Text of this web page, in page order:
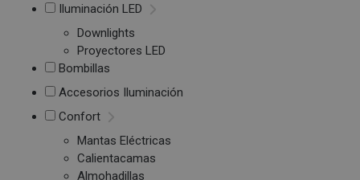
Iluminación LED
Downlights
Proyectores LED
Bombillas
Accesorios Iluminación
Confort
Mantas Eléctricas
Calientacamas
Almohadillas